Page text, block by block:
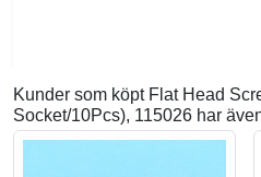
Kunder som köpt Flat Head
Socket/10Pcs), 115026 har